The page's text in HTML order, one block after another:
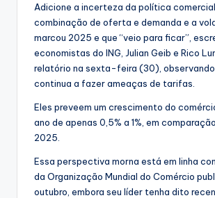
Adicione a incerteza da política
combinação de oferta e demanda e a
marcou 2025 e que “veio para ficar”,
economistas do ING, Julian Geib e Rico
relatório na sexta-feira (30), observando
continua a fazer ameaças de tarifas.
Eles preveem um crescimento do
ano de apenas 0,5% a 1%, em
2025.
Essa perspectiva morna está em linha
da Organização Mundial do Comércio
outubro, embora seu líder tenha dito